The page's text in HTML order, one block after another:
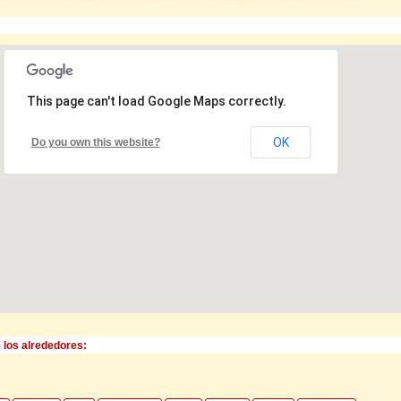
This page can't load Google Maps correctly.
Do you own this website? OK
los alrededores: